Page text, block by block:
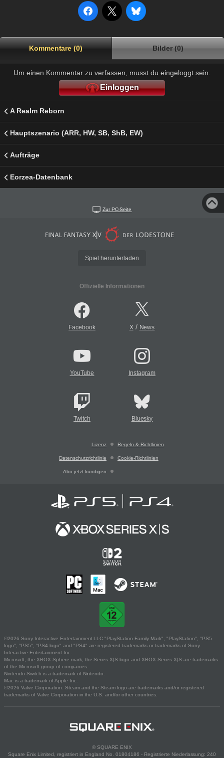
Kommentare (0) Bilder (0)
Um einen Kommentar zu verfassen, musst du eingeloggt sein.
Einloggen
A Realm Reborn
Hauptszenario (ARR, HW, SB, ShB, EW)
Aufträge
Eorzea-Datenbank
Zur PC-Seite
Spiel herunterladen
Offizielle Informationen
Facebook X/ News
YouTube Instagram
Twitch Bluesky
Lizenz Regeln & Richtlinien
Datenschutzrichtlinie Cookie-Richtlinien
Abo jetzt kündigen
©2026 Sony Interactive Entertainment LLC."PlayStation Family Mark", "PlayStation", "PS5
logo", "PS5", "PS4 logo" and "PS4" are registered trademarks or trademarks of Sony
Interactive Entertainment Inc.
Microsoft, the XBOX Sphere mark, the Series X|S logo and XBOX Series X|S are trademarks
of the Microsoft group of companies.
Nintendo Switch is a trademark of Nintendo.
Mac is a trademark of Apple Inc.
©2026 Valve Corporation. Steam and the Steam logo are trademarks and/or registered
trademarks of Valve Corporation in the U.S. and/or other countries.
© SQUARE ENIX
Square Enix Limited, registriert in England No. 01804186 - Registrierte Niederlassung: 240